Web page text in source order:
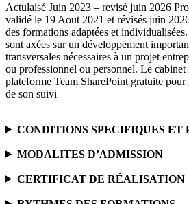
Actulaisé Juin 2023 – revisé juin 2026
validé le 19 Aout 2021 et révisés juin
des formations adaptées et
sont axées sur un développement
transversales nécessaires à un projet
ou professionnel ou personnel. Le cabinet
plateforme Team SharePoint gratuite
de son suivi
CONDITIONS SPECIFIQUES ET
MODALITES D’ADMISSION
CERTIFICAT DE RÉALISATION